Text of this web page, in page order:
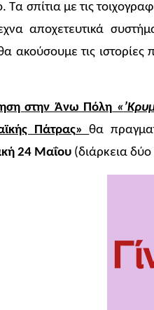
Τα σπίτια με τις
αποχετευτικά
ακούσουμε τις ιστορίες
στην Άνω Πόλη «
Πάτρας»θα
24 Μαΐου (διάρκεια